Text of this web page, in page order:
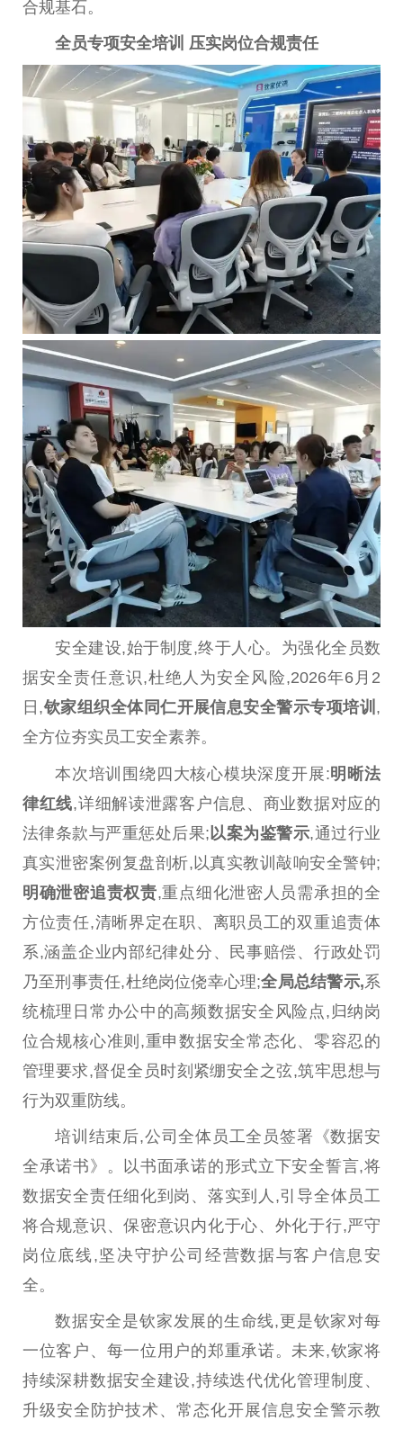
合规基石。
全员专项安全培训 压实岗位合规责任
安全建设,始于制度,终于人心。为强化全员数
据安全责任意识,杜绝人为安全风险,2026年6月2
日,钦家组织全体同仁开展信息安全警示专项培训 ,
全方位夯实员工安全素养。
本次培训围绕四大核心模块深度开展:明晰法
律红线,详细解读泄露客户信息、商业数据对应的
法律条款与严重惩处后果; 以案为鉴警示,通过行业
真实泄密案例复盘剖析,以真实教训敲响安全警钟;
明确泄密追责权责,重点细化泄密人员需承担的全
方位责任,清晰界定在职、离职员工的双重追责体
系,涵盖企业内部纪律处分、民事赔偿、 行政处罚
乃至刑事责任,杜绝岗位侥幸心理;全局总结警示,系
统梳理日常办公中的高频数据安全风险点,归纳岗
位合规核心准则,重申数据安全常态化、零容忍的
管理要求,督促全员时刻紧绷安全之弦,筑牢思想与
行为双重防线。
培训结束后,公司全体员工全员签署《数据安
全承诺书》。以书面承诺的形式立下安全誓言,将
数据安全责任细化到岗、 落实到人,引导全体员工
将合规意识、保密意识内化于心、外化于行,严守
岗位底线,坚决守护公司经营数据与客户信息安
全。
数据安全是钦家发展的生命线,更是钦家对每
一位客户、每一位用户的郑重承诺。未来,钦家将
持续深耕数据安全建设,持续迭代优化管理制度、
升级安全防护技术、常态化开展信息安全警示教